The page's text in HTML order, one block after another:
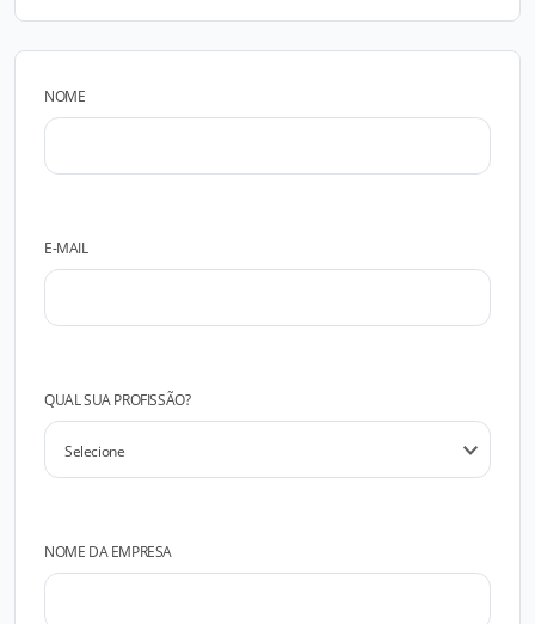
NOME
E-MAIL
QUAL SUA PROFISSÃO?
NOME DA EMPRESA